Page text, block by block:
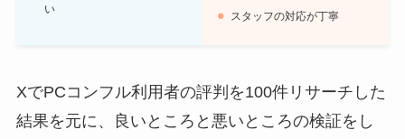
い
スタッフの対応が丁寧
XでPCコンフル利用者の評判を100件リサーチした
結果を元に、良いところと悪いところの検証をし